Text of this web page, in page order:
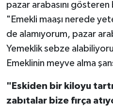
pazar arabasını
"Emekli maaşı nerede
de alamıyorum, pazar
Yemeklik sebze
Emeklinin meyve alma
"Eskiden bir kiloyu
zabıtalar bize fırça